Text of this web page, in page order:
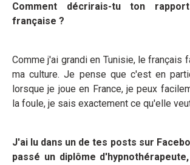
Comment décrirais-tu ton
française ?
Comme j'ai grandi en Tunisie, le français
ma culture. Je pense que c'est en
lorsque je joue en France, je peux
la foule, je sais exactement ce qu'elle
J'ai lu dans un de tes posts sur
passé un diplôme